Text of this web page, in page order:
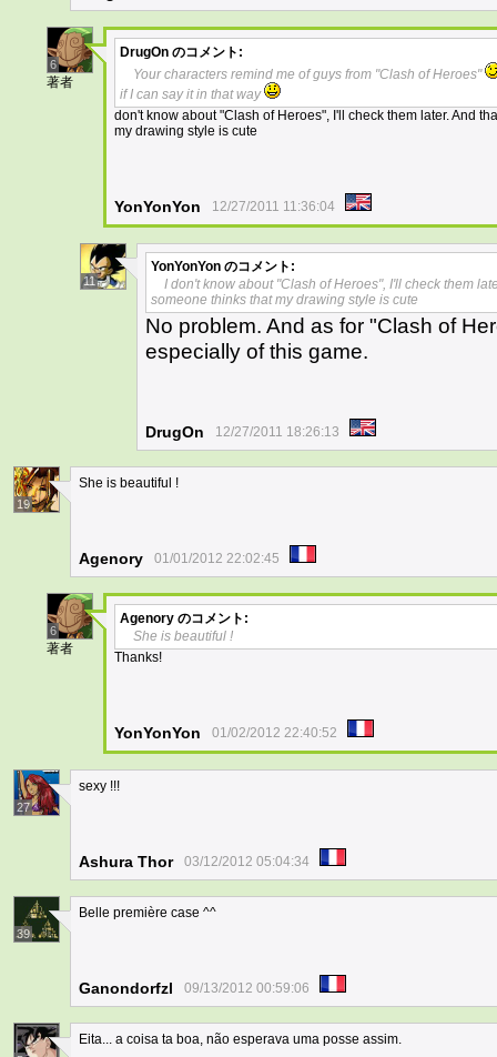
6
著者
DrugOn のコメント:
Your characters remind me of guys from "Clash of Heroes"
if I can say it in that way
don't know about "Clash of Heroes", I'll check them later. And
my drawing style is cute
YonYonYon 12/27/2011 11:36:04
11
YonYonYon のコメント:
I don't know about "Clash of Heroes", I'll check them
someone thinks that my drawing style is cute
No problem. And as for "Clash of
especially of this game.
DrugOn 12/27/2011 18:26:13
19
She is beautiful !
Agenory 01/01/2012 22:02:45
6
著者
Agenory のコメント:
She is beautiful !
Thanks!
YonYonYon 01/02/2012 22:40:52
27
sexy !!!
Ashura Thor 03/12/2012 05:04:34
39
Belle première case ^^
Ganondorfzl 09/13/2012 00:59:06
Eita... a coisa ta boa, não esperava uma posse assim.